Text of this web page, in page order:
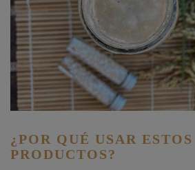
¿POR QUÉ USAR ESTOS
PRODUCTOS?